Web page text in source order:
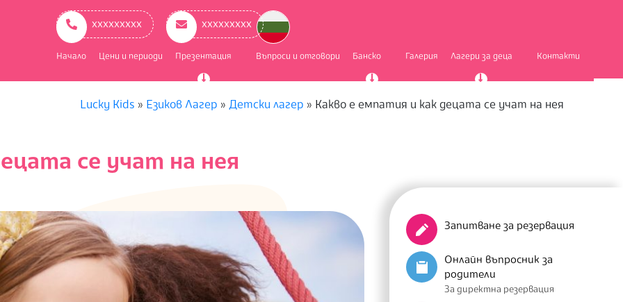
ххххххххх ххххххххх
Начало Цени и периоди Презентация Въпроси и отговори Банско Галерия Лагери за деца Контакти
Lucky Kids » Езиков Лагер » Детски лагер » Какво е емпатия и как децата се учат на нея
се учат на нея
Запитване за резервация
Онлайн въпросник за
родители
За директна резервация